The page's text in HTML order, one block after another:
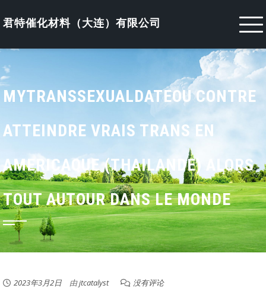
to君特催化材料（大连）有限公司
MYTRANSSEXUALDATEOU CONTRE
ATTEINDRE VRAIS TRANS EN
AMERICAQUE (THAILANDE) ALORS
TOUT AUTOUR DANS LE MONDE
2023年3月2日 由jtcatalyst 没有评论